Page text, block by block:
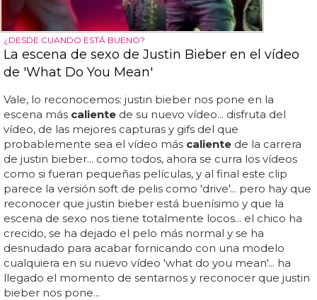
¿DESDE CUANDO ESTÁ BUENO?
La escena de sexo de Justin Bieber en el vídeo
de 'What Do You Mean'
Vale, lo reconocemos: justin bieber nos pone en la
escena más caliente de su nuevo vídeo... disfruta del
vídeo, de las mejores capturas y gifs del que
probablemente sea el vídeo más caliente de la carrera
de justin bieber... como todos, ahora se curra los vídeos
como si fueran pequeñas películas, y al final este clip
parece la versión soft de pelis como 'drive'... pero hay que
reconocer que justin bieber está buenísimo y que la
escena de sexo nos tiene totalmente locos... el chico ha
crecido, se ha dejado el pelo más normal y se ha
desnudado para acabar fornicando con una modelo
cualquiera en su nuevo vídeo 'what do you mean'... ha
llegado el momento de sentarnos y reconocer que justin
bieber nos pone...